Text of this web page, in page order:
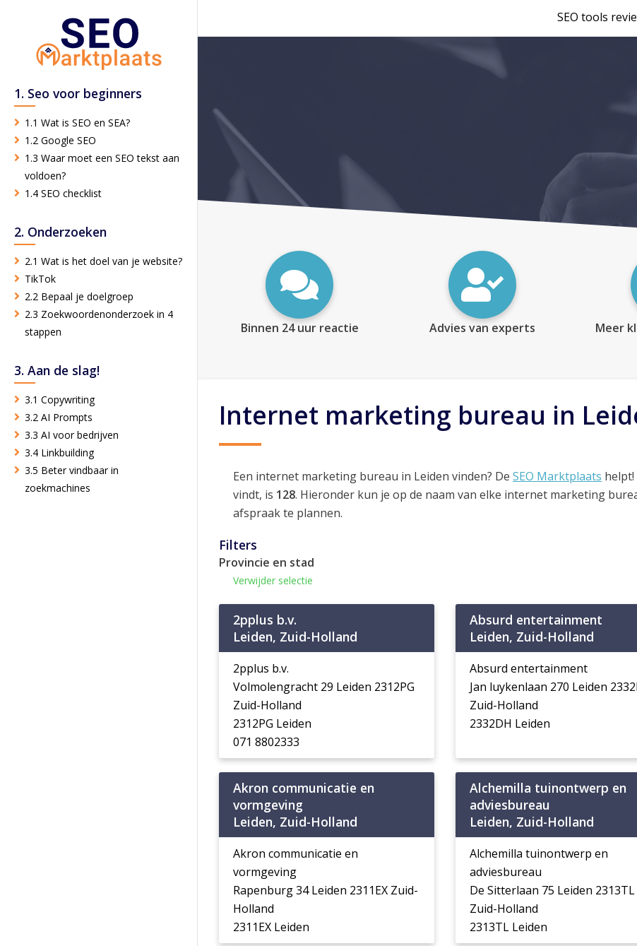
SEO tools
1. Seo voor beginners
1.1 Wat is SEO en SEA?
1.2 Google SEO
1.3 Waar moet een SEO tekst aan
voldoen?
1.4 SEO checklist
2. Onderzoeken
2.1 Wat is het doel van je website?
TikTok
2.2 Bepaal je doelgroep
2.3 Zoekwoordenonderzoek in 4
stappen
3. Aan de slag!
3.1 Copywriting
3.2 AI Prompts
3.3 AI voor bedrijven
3.4 Linkbuilding
3.5 Beter vindbaar in
zoekmachines
Binnen 24 uur reactie Advies van experts Meer
Internet marketing bureau in
Een internet marketing bureau in Leiden vinden? De SEO Marktplaats
vindt, is 128. Hieronder kun je op de naam van elke internet marketing
afspraak te plannen.
Filters
Provincie en stad
Verwijder selectie
2pplus b.v.
Leiden, Zuid-Holland
2pplus b.v.
Volmolengracht 29 Leiden 2312PG
Zuid-Holland
2312PG Leiden
071 8802333
Absurd entertainment
Leiden, Zuid-Holland
Absurd entertainment
Jan luykenlaan 270 Leiden
Zuid-Holland
2332DH Leiden
Akron communicatie en
vormgeving
Leiden, Zuid-Holland
Akron communicatie en
vormgeving
Rapenburg 34 Leiden 2311EX Zuid-
Holland
2311EX Leiden
Alchemilla tuinontwerp en
adviesbureau
Leiden, Zuid-Holland
Alchemilla tuinontwerp en
adviesbureau
De Sitterlaan 75 Leiden 2313TL
Zuid-Holland
2313TL Leiden